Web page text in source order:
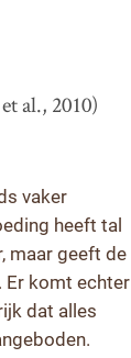
al., 2010)
vaker
heeft tal
maar geeft de
Er komt echter
dat alles